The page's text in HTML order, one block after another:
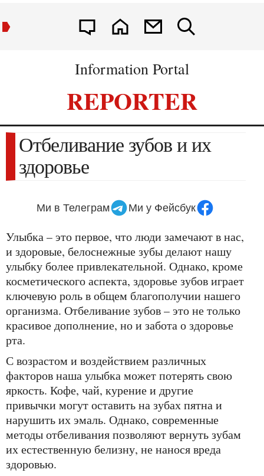
Information Portal
REPORTER
Отбеливание зубов и их
здоровье
Ми в Телеграм Ми у Фейсбук
Улыбка – это первое, что люди замечают в нас,
и здоровые, белоснежные зубы делают нашу
улыбку более привлекательной. Однако, кроме
косметического аспекта, здоровье зубов играет
ключевую роль в общем благополучии нашего
организма. Отбеливание зубов – это не только
красивое дополнение, но и забота о здоровье
рта.
С возрастом и воздействием различных
факторов наша улыбка может потерять свою
яркость. Кофе, чай, курение и другие
привычки могут оставить на зубах пятна и
нарушить их эмаль. Однако, современные
методы отбеливания позволяют вернуть зубам
их естественную белизну, не нанося вреда
здоровью.